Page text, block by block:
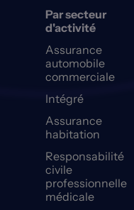
Par secteur
d'activité
Assurance
automobile
commerciale
Intégré
Assurance
habitation
Responsabilité
civile
professionnelle
médicale